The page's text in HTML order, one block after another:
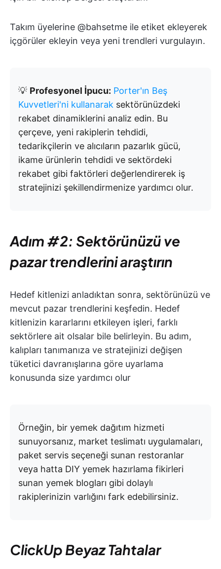
Takım üyelerine @bahsetme ile etiket ekleyerek
içgörüler ekleyin veya yeni trendleri vurgulayın.
💡 Profesyonel İpucu: Porter'ın Beş
Kuvvetleri'ni kullanarak sektörünüzdeki
rekabet dinamiklerini analiz edin. Bu
çerçeve, yeni rakiplerin tehdidi,
tedarikçilerin ve alıcıların pazarlık gücü,
ikame ürünlerin tehdidi ve sektördeki
rekabet gibi faktörleri değerlendirerek iş
stratejinizi şekillendirmenize yardımcı olur.
Adım #2: Sektörünüzü ve
pazar trendlerini araştırın
Hedef kitlenizi anladıktan sonra, sektörünüzü ve
mevcut pazar trendlerini keşfedin. Hedef
kitlenizin kararlarını etkileyen işleri, farklı
sektörlere ait olsalar bile belirleyin. Bu adım,
kalıpları tanımanıza ve stratejinizi değişen
tüketici davranışlarına göre uyarlama
konusunda size yardımcı olur
Örneğin, bir yemek dağıtım hizmeti
sunuyorsanız, market teslimatı uygulamaları,
paket servis seçeneği sunan restoranlar
veya hatta DIY yemek hazırlama fikirleri
sunan yemek blogları gibi dolaylı
rakiplerinizin varlığını fark edebilirsiniz.
ClickUp Beyaz Tahtalar